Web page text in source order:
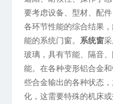
要考虑设备、型材、配
各环节性能的综合结果
能的系统门窗。
系统窗
玻璃，具有节能、隔音
能。在各种变形铝合金
些合金输出的各种状态
化，这需要特殊的机床或